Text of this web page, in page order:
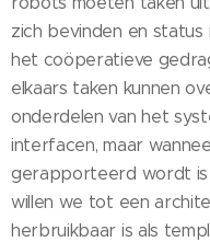
zich bevinden en
het coöperatieve
elkaars taken kunnen
onderdelen van het
interfacen, maar
gerapporteerd wordt is
willen we tot een
herbruikbaar is als